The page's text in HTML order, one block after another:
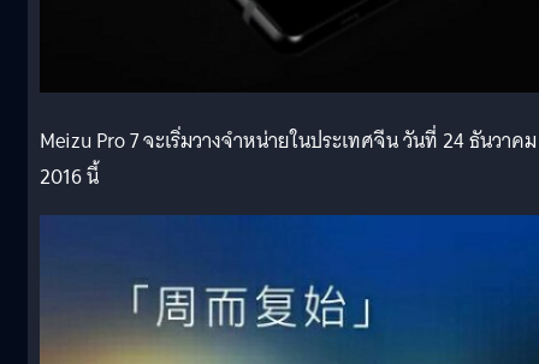
Meizu Pro 7 จะเริ่มวางจำหน่ายในประเทศจีน วันที่ 24 ธันวาคม
2016 นี้